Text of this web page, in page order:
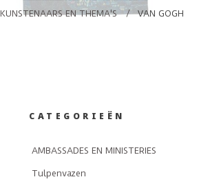
KUNSTENAARS EN THEMA'S / VAN GOGH
CATEGORIEËN
AMBASSADES EN MINISTERIES
Tulpenvazen